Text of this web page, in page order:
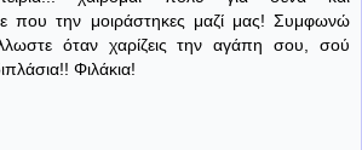
που την μοιράστηκες μαζί μας! Συμφωνώ
όταν χαρίζεις την αγάπη σου, σού
Φιλάκια!